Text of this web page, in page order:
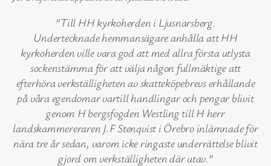
”Till HH kyrkoherden i Ljusnarsberg.
Undertecknade hemmansägare anhålla att HH
kyrkoherden ville vara god att med allra första utlysta
sockenstämma för att välja någon fullmäktige att
efterhöra verkställigheten av skatteköpebrevs erhållande
på våra egendomar vartill handlingar och pengar blivit
genom H bergsfogden Westling till H herr
landskammereraren J.F Stenqvist i Örebro inlämnade för
nära tre år sedan, varom icke ringaste underrättelse blivit
gjord om verkställigheten där utav.”